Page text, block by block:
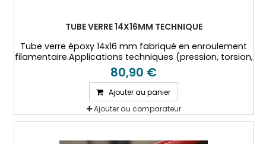
TUBE VERRE 14X16MM TECHNIQUE
Tube verre époxy 14x16 mm fabriqué en enroulement
filamentaire.Applications techniques (pression, torsion,
hautes températures...)
80,90 €
Ajouter au panier
Ajouter au comparateur